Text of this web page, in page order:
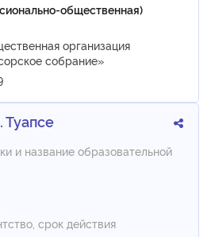
общественная)
организация
собрание»
Туапсе
и название образовательной
срок действия